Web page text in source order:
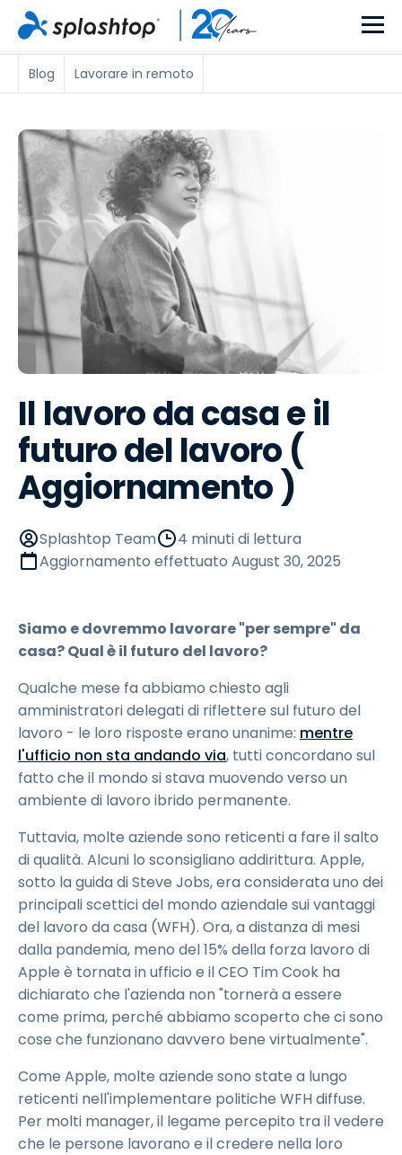
Blog Lavorare in remoto
Il lavoro da casa e il
futuro del lavoro (
Aggiornamento )
Splashtop Team
4 minuti di lettura
Aggiornamento effettuato August 30, 2025
Siamo e dovremmo lavorare "per sempre" da
casa? Qual è il futuro del lavoro?
Qualche mese fa abbiamo chiesto agli
amministratori delegati di riflettere sul futuro del
lavoro - le loro risposte erano unanime: mentre
l'ufficio non sta andando via, tutti concordano sul
fatto che il mondo si stava muovendo verso un
ambiente di lavoro ibrido permanente.
Tuttavia, molte aziende sono reticenti a fare il salto
di qualità. Alcuni lo sconsigliano addirittura. Apple,
sotto la guida di Steve Jobs, era considerata uno dei
principali scettici del mondo aziendale sui vantaggi
del lavoro da casa (WFH). Ora, a distanza di mesi
dalla pandemia, meno del 15% della forza lavoro di
Apple è tornata in ufficio e il CEO Tim Cook ha
dichiarato che l'azienda non "tornerà a essere
come prima, perché abbiamo scoperto che ci sono
cose che funzionano davvero bene virtualmente".
Come Apple, molte aziende sono state a lungo
reticenti nell'implementare politiche WFH diffuse.
Per molti manager, il legame percepito tra il vedere
che le persone lavorano e il credere nella loro